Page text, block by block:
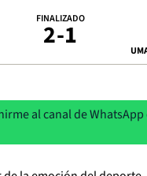
FINALIZADO
2-1
al canal de WhatsApp